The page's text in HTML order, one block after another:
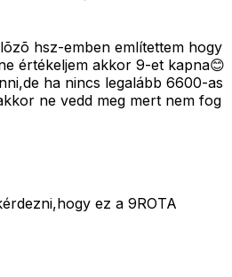
hsz-emben említettem hogy
értékeljem akkor 9-et kapna😊
ha nincs legalább 6600-as
ne vedd meg mert nem fog
ez a 9ROTA